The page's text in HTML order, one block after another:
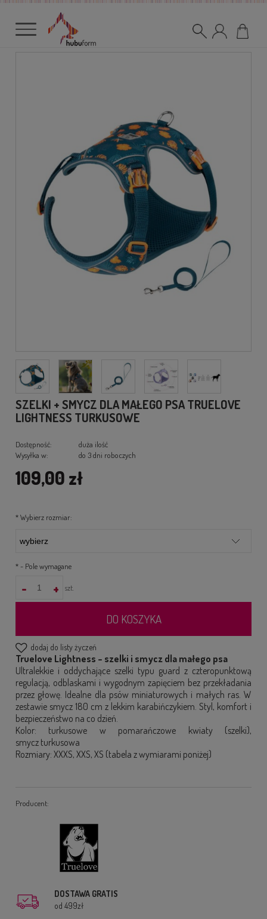
SZELKI + SMYCZ DLA MAŁEGO PSA TRUELOVE
LIGHTNESS TURKUSOWE
Dostępność:
duża ilość
Wysyłka w:
do 3 dni roboczych
109,00 zł
*Wybierz rozmiar:
*- Pole wymagane
+
- szt.
DO KOSZYKA
dodaj do listy życzeń
Truelove Lightness – szelki i smycz dla małego psa
Ultralekkie i oddychające szelki typu guard z czteropunktową
regulacją, odblaskami i wygodnym zapięciem bez przekładania
przez głowę. Idealne dla psów miniaturowych i małych ras. W
zestawie smycz 180 cm z lekkim karabińczykiem. Styl, komfort i
bezpieczeństwo na co dzień.
Kolor: turkusowe w pomarańczowe kwiaty (szelki),
smycz turkusowa
Rozmiary: XXXS, XXS, XS (tabela z wymiarami poniżej)
Producent:
DOSTAWA GRATIS
od 499zł